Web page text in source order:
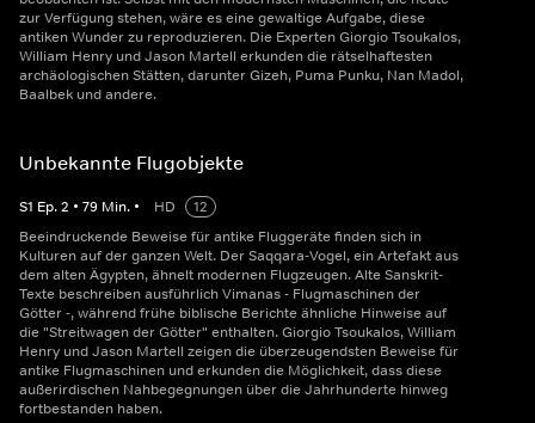
zur Verfügung stehen, wäre es eine gewaltige Aufgabe, diese
antiken Wunder zu reproduzieren. Die Experten Giorgio Tsoukalos,
William Henry und Jason Martell erkunden die rätselhaftesten
archäologischen Stätten, darunter Gizeh, Puma Punku, Nan Madol,
Baalbek und andere.
Unbekannte Flugobjekte
S1 Ep.2 • 79 Min. • HD
12
Beeindruckende Beweise für antike Fluggeräte finden sich in
Kulturen auf der ganzen Welt. Der Saqqara-Vogel, ein Artefakt aus
dem alten Ägypten, ähnelt modernen Flugzeugen. Alte Sanskrit-
Texte beschreiben ausführlich Vimanas - Flugmaschinen der
Götter -, während frühe biblische Berichte ähnliche Hinweise auf
die "Streitwagen der Götter" enthalten. Giorgio Tsoukalos, William
Henry und Jason Martell zeigen die überzeugendsten Beweise für
antike Flugmaschinen und erkunden die Möglichkeit, dass diese
außerirdischen Nahbegegnungen über die Jahrhunderte hinweg
fortbestanden haben.